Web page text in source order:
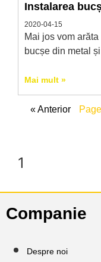
Instalarea
2020-04-15
Mai jos vom
bucșe din metal
Mai mult »
« Anterior Page
Companie
Despre noi